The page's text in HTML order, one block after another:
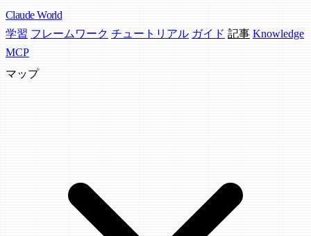
Claude World
学習 フレームワーク チュートリアル ガイド 記事 Knowledge
MCP
マップ